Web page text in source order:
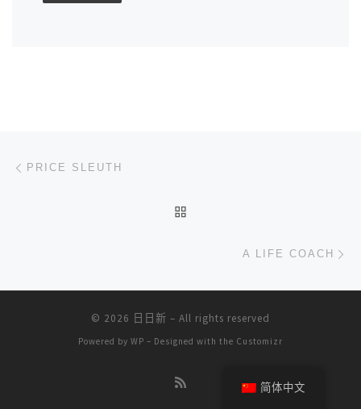
文章导航
PRICE SLEUTH
A LIFE COACH
© 2026 日日新 – All rights reserved
Powered by WP – Designed with the Customizr
简体中文